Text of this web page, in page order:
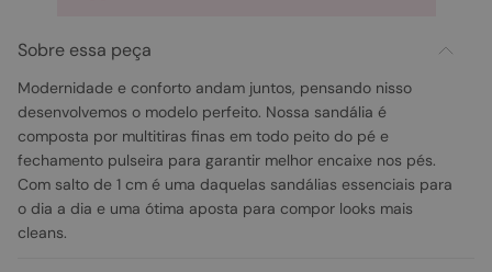
Sobre essa peça
Modernidade e conforto andam juntos, pensando nisso
desenvolvemos o modelo perfeito. Nossa sandália é
composta por multitiras finas em todo peito do pé e
fechamento pulseira para garantir melhor encaixe nos pés.
Com salto de 1 cm é uma daquelas sandálias essenciais para
o dia a dia e uma ótima aposta para compor looks mais
cleans.